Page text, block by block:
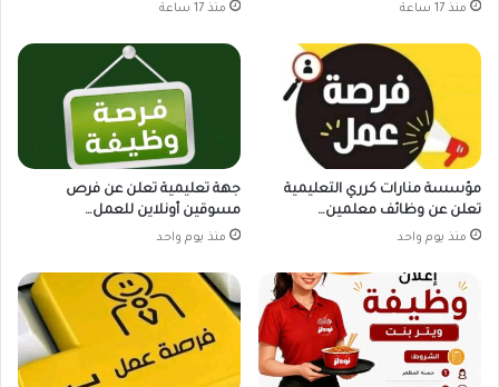
منذ 17 ساعة منذ 17 ساعة
مؤسسة منارات كرري التعليمية
تعلن عن وظائف معلمين…
منذ يوم واحد
جهة تعليمية تعلن عن فرص
مسوقين أونلاين للعمل…
منذ يوم واحد